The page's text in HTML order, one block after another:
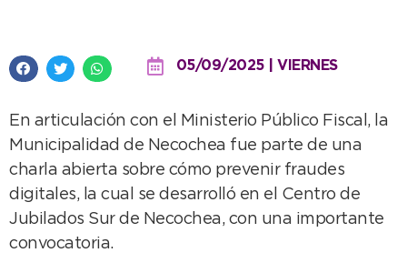
05/09/2025 | VIERNES
En articulación con el Ministerio Público Fiscal, la
Municipalidad de Necochea fue parte de una
charla abierta sobre cómo prevenir fraudes
digitales, la cual se desarrolló en el Centro de
Jubilados Sur de Necochea, con una importante
convocatoria.